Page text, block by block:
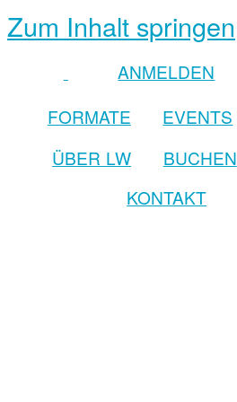
Zum Inhalt springen
ANMELDEN
FORMATE
EVENTS
ÜBER LW BUCHEN
KONTAKT